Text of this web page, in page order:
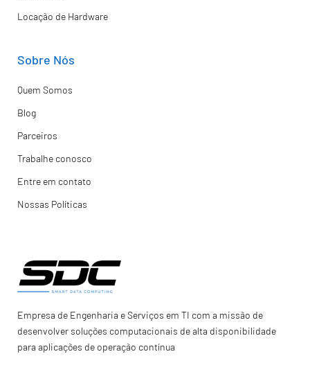
Locação de Hardware
Sobre Nós
Quem Somos
Blog
Parceiros
Trabalhe conosco
Entre em contato
Nossas Políticas
Empresa de Engenharia e Serviços em TI com a missão de
desenvolver soluções computacionais de alta disponibilidade
para aplicações de operação contínua